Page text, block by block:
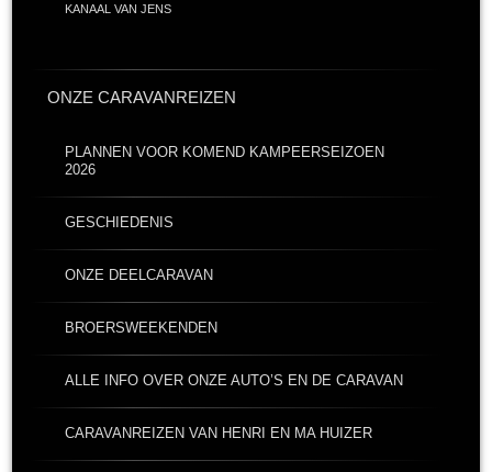
KANAAL VAN JENS
ONZE CARAVANREIZEN
PLANNEN VOOR KOMEND KAMPEERSEIZOEN
2026
GESCHIEDENIS
ONZE DEELCARAVAN
BROERSWEEKENDEN
ALLE INFO OVER ONZE AUTO’S EN DE CARAVAN
CARAVANREIZEN VAN HENRI EN MA HUIZER